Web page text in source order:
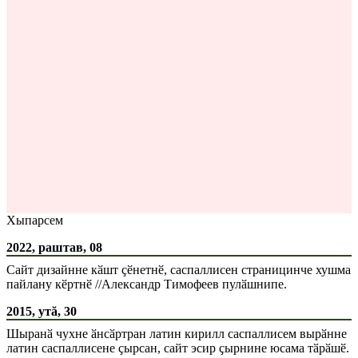
Хыпарсем
2022, раштав, 08
Сайт дизайнне кӑшт ҫӗнетнӗ, саспаллисен страницинче хушма
пайлану кӗртнӗ //Александр Тимофеев пулӑшнипе.
2015, утă, 30
Шыранӑ чухне ӑнсӑртран латин кирилл саспаллисем вырӑнне
латин саспаллисене ҫырсан, сайт эсир ҫырнине юсама тӑрӑшӗ.